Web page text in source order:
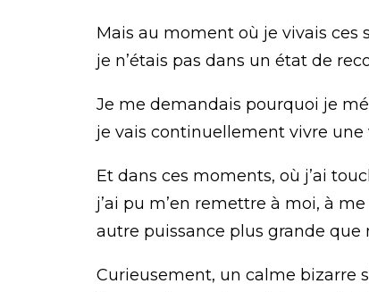
Mais au moment où je vivais ces
je n’étais pas dans un état de
Je me demandais pourquoi je
je vais continuellement vivre une
Et dans ces moments, où j’ai
j’ai pu m’en remettre à moi, à
autre puissance plus grande que
Curieusement, un calme bizarre